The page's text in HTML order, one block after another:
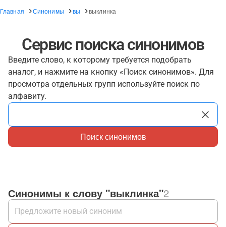
Главная Синонимы вы выклинка
Сервис поиска синонимов
Введите слово, к которому требуется подобрать
аналог, и нажмите на кнопку «Поиск синонимов». Для
просмотра отдельных групп используйте поиск по
алфавиту.
Поиск синонимов
Синонимы к слову "выклинка"2